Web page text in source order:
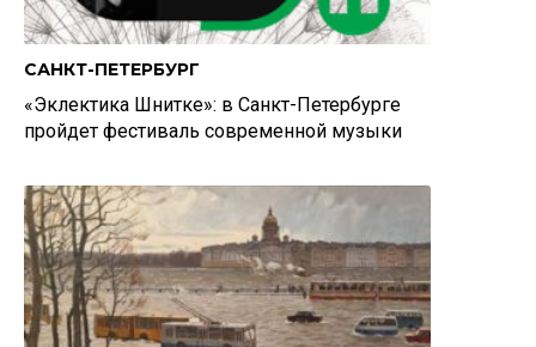
САНКТ-ПЕТЕРБУРГ
«Эклектика Шнитке»: в Санкт-Петербурге
пройдет фестиваль современной музыки